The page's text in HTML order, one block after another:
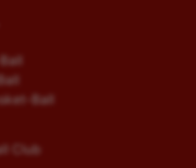
Ball
Club